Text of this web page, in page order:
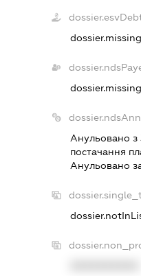
Анульовано з
постачання
Анульовано